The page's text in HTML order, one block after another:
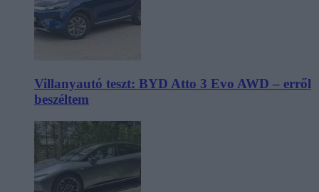
Villanyautó teszt: BYD Atto 3 Evo AWD – erről
beszéltem